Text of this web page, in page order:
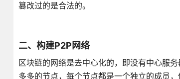
篡改过的是合法的。
二、构建P2P网络
区块链的网络是去中心化的，即没有中心服
多多的节点，每个节点都是一个独立的成员